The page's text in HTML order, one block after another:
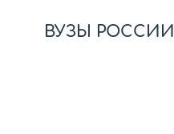
ВУЗЫ РОССИИ